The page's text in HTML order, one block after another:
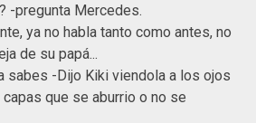
-pregunta Mercedes.
ya no habla tanto como antes, no
de su papá...
sabes -Dijo Kiki viendola a los ojos
que se aburrio o no se